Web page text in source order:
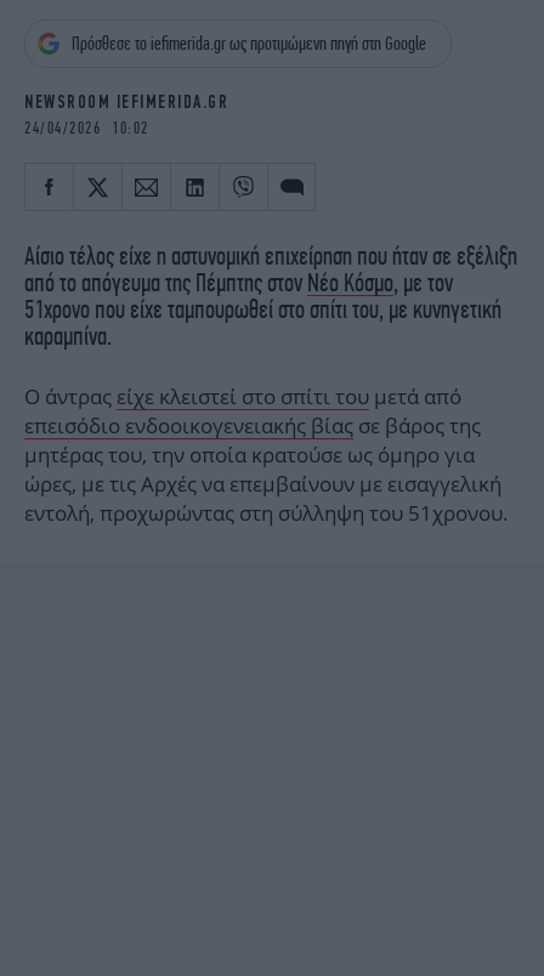
OSCARS
THE OCEAN
Πρόσθεσε το iefimerida.gr ως προτιμώμενη πηγή στη Google
NEWSROOM IEFIMERIDA.GR
24/04/2026 10:02
Αίσιο τέλος είχε η αστυνομική επιχείρηση που ήταν σε εξέλιξη
από το απόγευμα της Πέμπτης στον Νέο Κόσμο, με τον
51χρονο που είχε ταμπουρωθεί στο σπίτι του, με κυνηγετική
καραμπίνα.
Ο άντρας είχε κλειστεί στο σπίτι του μετά από
επεισόδιο ενδοοικογενειακής βίας σε βάρος της
μητέρας του, την οποία κρατούσε ως όμηρο για
ώρες, με τις Αρχές να επεμβαίνουν με εισαγγελική
εντολή, προχωρώντας στη σύλληψη του 51χρονου.